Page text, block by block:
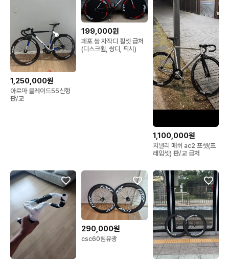
1,250,000원
아르마 블레이드55신형
판/교
199,000원
페포 쌍 자작디 휠셋 급처
(디스크휠, 쌍디, 픽시)
1,100,000원
치넬리 매쉬 ac2 프셋(프
레임셋) 판/교 급처
290,000원
csc60림유광